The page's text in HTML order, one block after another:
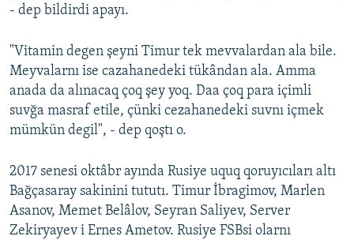
- dep bildirdi apayı.
"Vitamin degen şeyni Timur tek mevvalardan ala bile.
Meyvalarnı ise cazahanedeki tükândan ala. Amma
anada da alınacaq çoq şey yoq. Daa çoq para içimli
suvğa masraf etile, çünki cezahanedeki suvnı içmek
mümkün degil", - dep qoştı o.
2017 senesi oktâbr ayında Rusiye uquq qoruyıcıları altı
Bağçasaray sakinini tututı. Timur İbragimov, Marlen
Asanov, Memet Belâlov, Seyran Saliyev, Server
Zekiryayev i Ernes Ametov. Rusiye FSBsi olarnı